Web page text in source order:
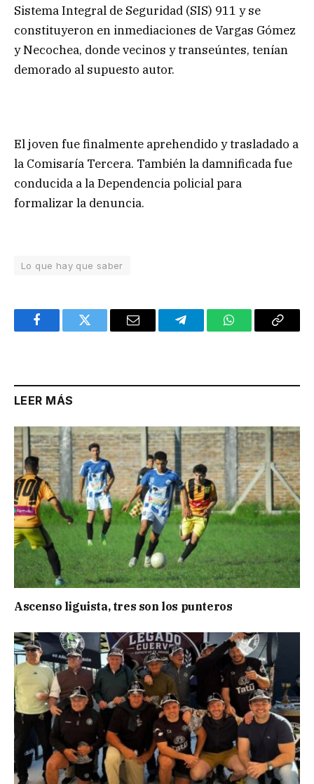
Sistema Integral de Seguridad (SIS) 911 y se
constituyeron en inmediaciones de Vargas Gómez
y Necochea, donde vecinos y transeúntes, tenían
demorado al supuesto autor.
El joven fue finalmente aprehendido y trasladado a
la Comisaría Tercera. También la damnificada fue
conducida a la Dependencia policial para
formalizar la denuncia.
Lo que hay que saber
FacebookTwitter Email TelegramWhatsAppCopy
LEER MÁS
Ascenso liguista, tres son los punteros